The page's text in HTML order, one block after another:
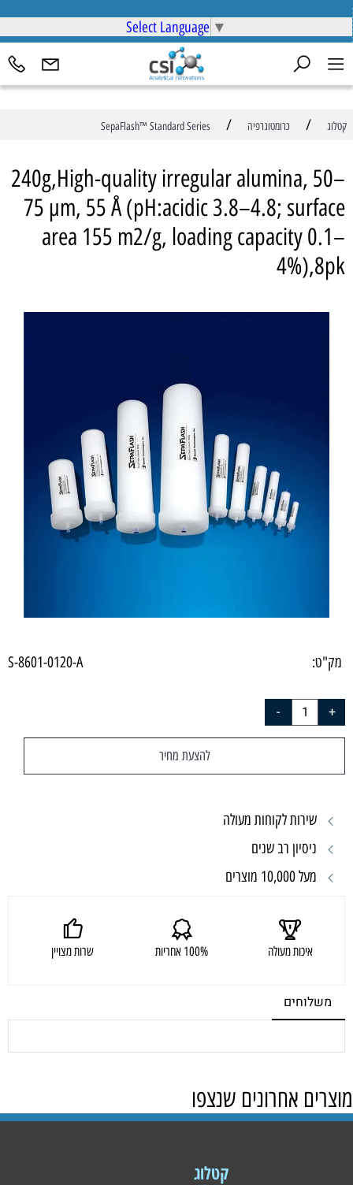
Select Language ▼
קטלוג / כרומטוגרפיה /
SepaFlash™ Standard Series
240g,High-quality irregular alumina, 50–
75 µm, 55 Å (pH:acidic 3.8–4.8; surface
area 155 m2/g, loading capacity 0.1–
4%),8pk
מק"ט: S-8601-0120-A
להצעת מחיר
שירות לקוחות מעולה
ניסיון רב שנים
מעל 10,000 מוצרים
איכות מעולה 100% אחריות שרות מצויין
משלוחים
מוצרים אחרונים שנצפו
קטלוג